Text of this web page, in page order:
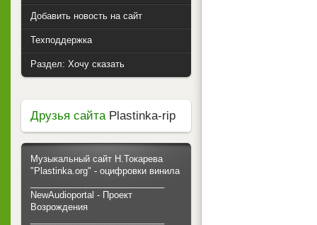
Добавить новость на сайт
Техподдержка
Раздел: Хочу сказать
Друзья сайтаPlastinka-rip
Музыкальный сайт Н.Токарева
"Plastinka.org" - оцифровки винила
NewAudioportal - Проект
Возрождения